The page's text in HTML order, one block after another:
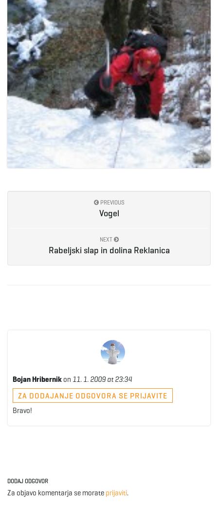
PREVIOUS
Vogel
NEXT
Rabeljski slap in dolina Reklanica
Bojan Hribernik on 11. 1. 2009 at 23:34
ZA DODAJANJE ODGOVORA SE PRIJAVITE
Bravo!
DODAJ ODGOVOR
Za objavo komentarja se morate prijaviti.